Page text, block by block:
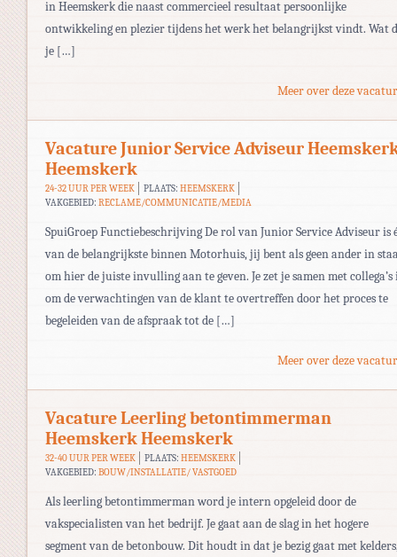
in Heemskerk die naast commercieel resultaat persoonlijke
ontwikkeling en plezier tijdens het werk het belangrijkst vindt. Wat
je […]
Meer over deze
Vacature Junior Service Adviseur
Heemskerk
24-32 UUR PER WEEK PLAATS: HEEMSKERK
VAKGEBIED: RECLAME/COMMUNICATIE/MEDIA
SpuiGroep Functiebeschrijving De rol van Junior Service Adviseur is
van de belangrijkste binnen Motorhuis, jij bent als geen ander in
om hier de juiste invulling aan te geven. Je zet je samen met collega’s
om de verwachtingen van de klant te overtreffen door het proces te
begeleiden van de afspraak tot de […]
Meer over deze
Vacature Leerling betontimmerman
Heemskerk Heemskerk
32-40 UUR PER WEEK PLAATS: HEEMSKERK
VAKGEBIED: BOUW/INSTALLATIE/ VASTGOED
Als leerling betontimmerman word je intern opgeleid door de
vakspecialisten van het bedrijf. Je gaat aan de slag in het hogere
segment van de betonbouw. Dit houdt in dat je bezig gaat met